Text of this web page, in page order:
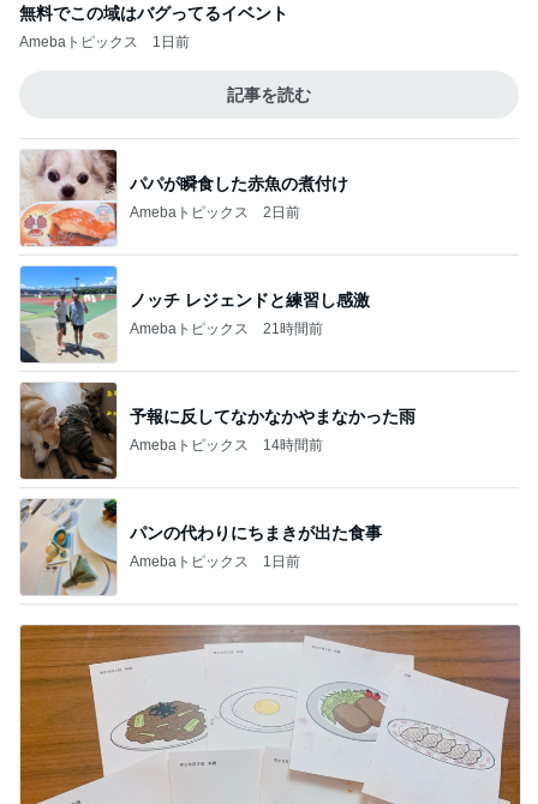
無料でこの域はバグってるイベント
Amebaトピックス 1日前
記事を読む
パパが瞬食した赤魚の煮付け
Amebaトピックス 2日前
ノッチ レジェンドと練習し感激
Amebaトピックス 21時間前
予報に反してなかなかやまなかった雨
Amebaトピックス 14時間前
パンの代わりにちまきが出た食事
Amebaトピックス 1日前